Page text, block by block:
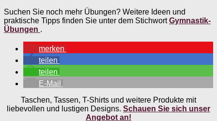
Suchen Sie noch mehr Übungen? Weitere Ideen und
praktische Tipps finden Sie unter dem StichwortGymnastik-
Übungen .
merken
teilen
teilen
E-Mail
Taschen, Tassen, T-Shirts und weitere Produkte mit
liebevollen und lustigen Designs. Schauen Sie sich unser
Angebot an!